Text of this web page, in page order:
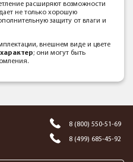
расширяют возможности
не только хорошую
защиту от влаги и
внешнем виде и цвете
; они могут быть
8 (800) 550-51-69
8 (499) 685-45-92